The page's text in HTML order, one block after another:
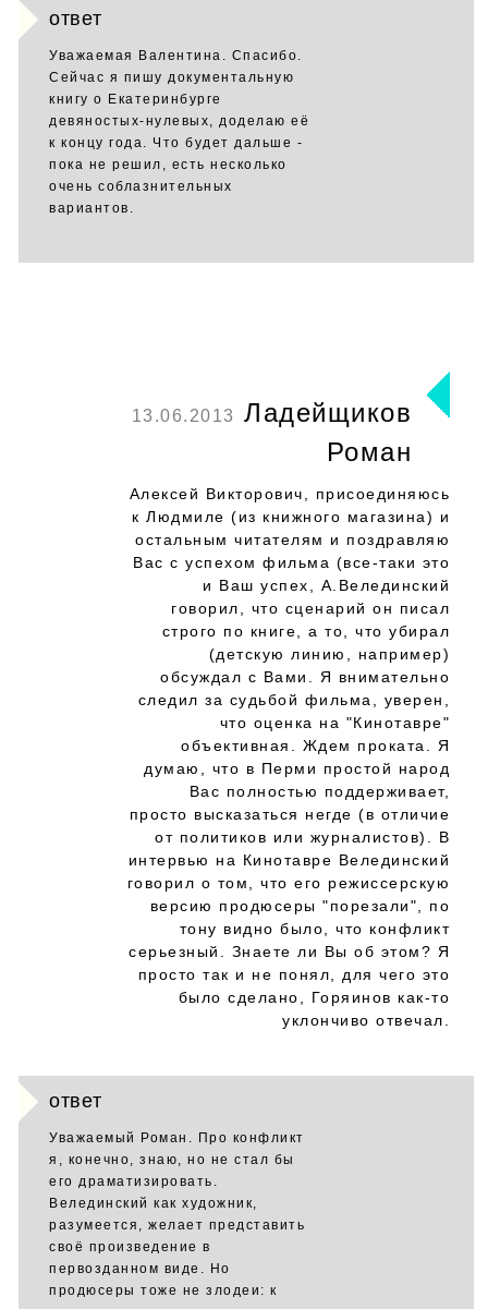
ответ
Уважаемая Валентина. Спасибо.
Сейчас я пишу документальную
книгу о Екатеринбурге
девяностых-нулевых, доделаю её
к концу года. Что будет дальше -
пока не решил, есть несколько
очень соблазнительных
вариантов.
13.06.2013
Ладейщиков
Роман
Алексей Викторович, присоединяюсь
к Людмиле (из книжного магазина) и
остальным читателям и поздравляю
Вас с успехом фильма (все-таки это
и Ваш успех, А.Велединский
говорил, что сценарий он писал
строго по книге, а то, что убирал
(детскую линию, например)
обсуждал с Вами. Я внимательно
следил за судьбой фильма, уверен,
что оценка на "Кинотавре"
объективная. Ждем проката. Я
думаю, что в Перми простой народ
Вас полностью поддерживает,
просто высказаться негде (в отличие
от политиков или журналистов). В
интервью на Кинотавре Велединский
говорил о том, что его режиссерскую
версию продюсеры "порезали", по
тону видно было, что конфликт
серьезный. Знаете ли Вы об этом? Я
просто так и не понял, для чего это
было сделано, Горяинов как-то
уклончиво отвечал.
ответ
Уважаемый Роман. Про конфликт
я, конечно, знаю, но не стал бы
его драматизировать.
Велединский как художник,
разумеется, желает представить
своё произведение в
первозданном виде. Но
продюсеры тоже не злодеи: к